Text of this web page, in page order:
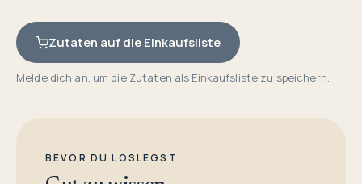
Zutaten auf die Einkaufsliste
Melde dich an, um die Zutaten als Einkaufsliste zu speichern.
BEVOR DU LOSLEGST